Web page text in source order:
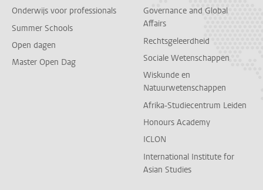
Onderwijs voor professionals
Summer Schools
Open dagen
Master Open Dag
Governance and Global
Affairs
Rechtsgeleerdheid
Sociale Wetenschappen
Wiskunde en
Natuurwetenschappen
Afrika-Studiecentrum Leiden
Honours Academy
ICLON
International Institute for
Asian Studies